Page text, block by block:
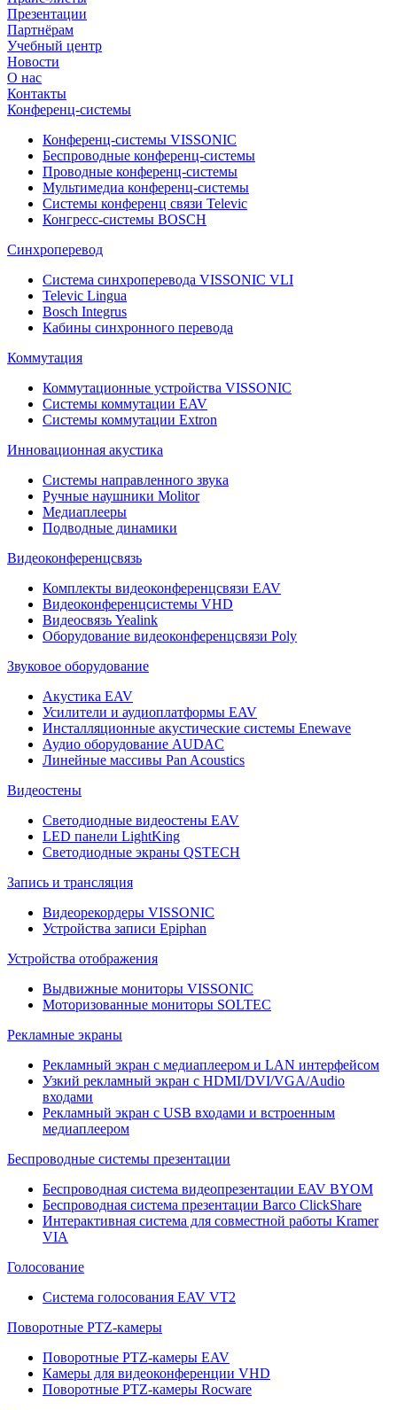
Презентации
Партнёрам
Учебный центр
Новости
О нас
Контакты
Конференц-системы
Конференц-системы VISSONIC
Беспроводные конференц-системы
Проводные конференц-системы
Мультимедиа конференц-системы
Системы конференц связи Televic
Конгресс-системы BOSCH
Синхроперевод
Система синхроперевода VISSONIC VLI
Televic Lingua
Bosch Integrus
Кабины синхронного перевода
Коммутация
Коммутационные устройства VISSONIC
Системы коммутации EAV
Системы коммутации Extron
Инновационная акустика
Системы направленного звука
Ручные наушники Molitor
Медиаплееры
Подводные динамики
Видеоконференцсвязь
Комплекты видеоконференцсвязи EAV
Видеоконференцсистемы VHD
Видеосвязь Yealink
Оборудование видеоконференцсвязи Poly
Звуковое оборудование
Акустика EAV
Усилители и аудиоплатформы EAV
Инсталляционные акустические системы Enewave
Аудио оборудование AUDAC
Линейные массивы Pan Acoustics
Видеостены
Светодиодные видеостены EAV
LED панели LightKing
Светодиодные экраны QSTECH
Запись и трансляция
Видеорекордеры VISSONIC
Устройства записи Epiphan
Устройства отображения
Выдвижные мониторы VISSONIC
Моторизованные мониторы SOLTEC
Рекламные экраны
Рекламный экран с медиаплеером и LAN интерфейсом
Узкий рекламный экран с HDMI/DVI/VGA/Audio
входами
Рекламный экран с USB входами и встроенным
медиаплеером
Беспроводные системы презентации
Беспроводная система видеопрезентации EAV BYOM
Беспроводная система презентации Barco ClickShare
Интерактивная система для совместной работы Kramer
VIA
Голосование
Система голосования EAV VT2
Поворотные PTZ-камеры
Поворотные PTZ-камеры EAV
Камеры для видеоконференции VHD
Поворотные PTZ-камеры Rocware